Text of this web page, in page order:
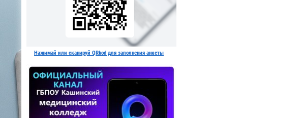
Нажимай или сканируй QRkod для заполнения анкеты